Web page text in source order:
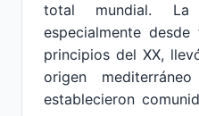
total mundial. La
especialmente
principios del XX,
origen
establecieron